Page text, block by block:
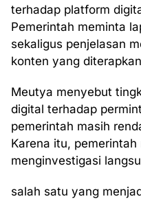
terhadap platform
Pemerintah meminta
sekaligus penjelasan
konten yang
Meutya menyebut
digital terhadap
pemerintah masih
Karena itu, pemerintah
menginvestigasi
salah satu yang